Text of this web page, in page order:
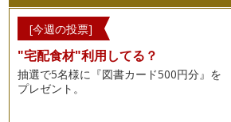
野菜で季節を楽しもう～野菜の旬を知る
満開の桜が街中をピンク色に染め、菜の
色とりどりの花が咲き誇る季節。暖か…
野菜を家庭で育てる目的～生きているこ
前回、家庭での野菜育てのすすめをご紹
なくても、ベランダなどを利…
[今週の投票]
"宅配食材"利用してる？
抽選で5名様に『図書カード500円分』を
プレゼント。